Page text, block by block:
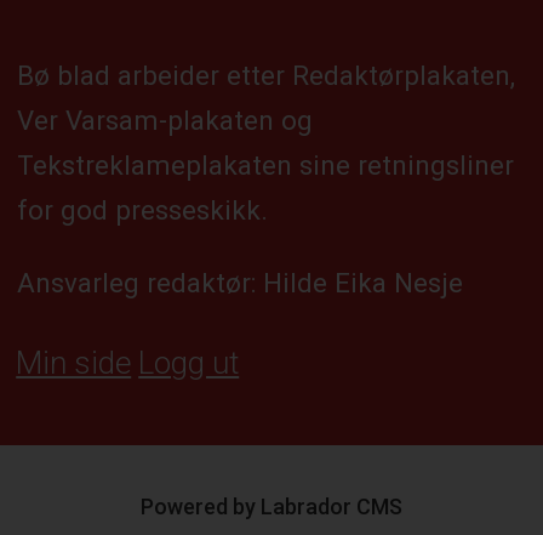
Bø blad arbeider etter Redaktørplakaten,
Ver Varsam-plakaten og
Tekstreklameplakaten sine retningsliner
for god presseskikk.
Ansvarleg redaktør: Hilde Eika Nesje
Min side Logg ut
Powered by Labrador CMS